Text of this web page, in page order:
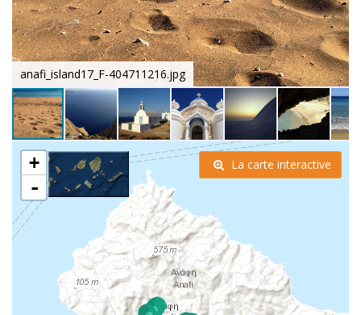
anafi_island17_F-404711216.jpg
+
-
La carte interactive